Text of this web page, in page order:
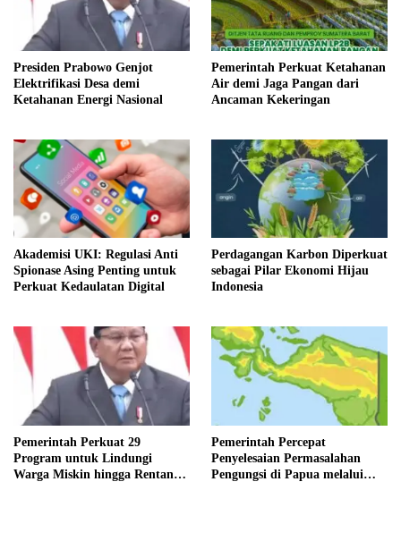
Presiden Prabowo Genjot
Elektrifikasi Desa demi
Ketahanan Energi Nasional
Pemerintah Perkuat Ketahanan
Air demi Jaga Pangan dari
Ancaman Kekeringan
Akademisi UKI: Regulasi Anti
Spionase Asing Penting untuk
Perkuat Kedaulatan Digital
Perdagangan Karbon Diperkuat
sebagai Pilar Ekonomi Hijau
Indonesia
Pemerintah Perkuat 29
Program untuk Lindungi
Warga Miskin hingga Rentan
Pemerintah Percepat
Penyelesaian Permasalahan
Pengungsi di Papua melalui